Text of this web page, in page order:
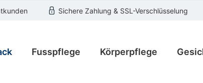
Sichere Zahlung & SSL-Verschlüsselung
Fusspflege Körperpflege